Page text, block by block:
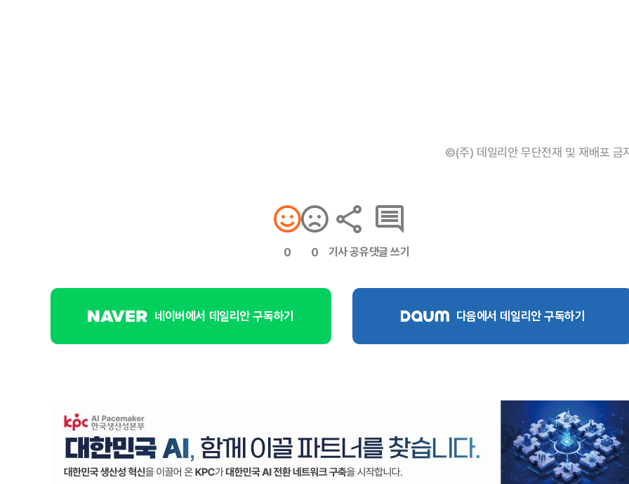
©(주) 데일리안 무단전재 및 재배포 금
0 0 기사 공유댓글 쓰기
네이버에서 데일리안 구독하기 다음에서 데일리안 구독하기